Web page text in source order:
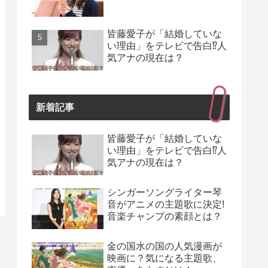
皆藤愛子が「結婚していな
い理由」をテレビで告白⁉人
気アナの現在は？
新着記事
皆藤愛子が「結婚していな
い理由」をテレビで告白⁉人
気アナの現在は？
シンガーソングライター琴
音がアニメの主題歌に決定!
音楽チャンプの素顔とは？
金の国水の国の人気漫画が
映画に？気になる主題歌、